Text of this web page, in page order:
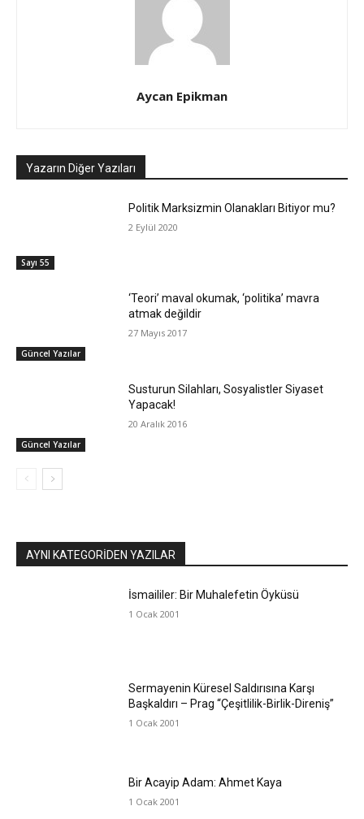
Aycan Epikman
Yazarın Diğer Yazıları
Sayı 55
Politik Marksizmin Olanakları Bitiyor mu?
2 Eylül 2020
Güncel Yazılar
‘Teori’ maval okumak, ‘politika’ mavra
atmak değildir
27 Mayıs 2017
Güncel Yazılar
Susturun Silahları, Sosyalistler Siyaset
Yapacak!
20 Aralık 2016
AYNI KATEGORIDEN YAZILAR
İsmaililer: Bir Muhalefetin Öyküsü
1 Ocak 2001
Sermayenin Küresel Saldırısına Karşı
Başkaldırı – Prag “Çeşitlilik-Birlik-Direniş”
1 Ocak 2001
Bir Acayip Adam: Ahmet Kaya
1 Ocak 2001